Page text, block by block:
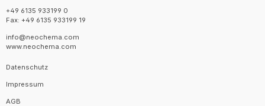
+49 6135 933199 0
Fax: +49 6135 933199 19
info@neochema.com
www.neochema.com
Datenschutz
Impressum
AGB